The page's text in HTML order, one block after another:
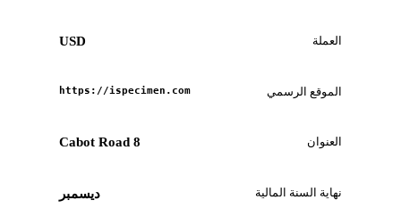
العملة USD
الموقع الرسمي https://ispecimen.com
العنوان 8 Cabot Road
نهاية السنة المالية ديسمبر